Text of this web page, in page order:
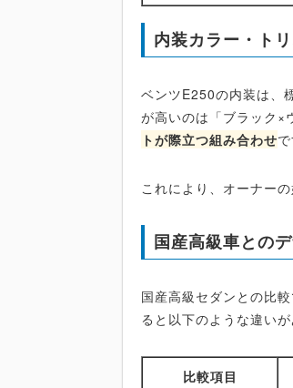
内装カラー・ト
ベンツE250の内装は、
が高いのは「ブラック×
トが際立つ組み合わせで
これにより、オーナー
国産高級車との
国産高級セダンとの比
ると以下のような違いが
比較項目